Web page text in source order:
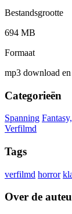
Bestandsgrootte
694 MB
Formaat
mp3 download
Categorieën
Spanning
Verfilmd
Tags
verfilmd horror
Over de